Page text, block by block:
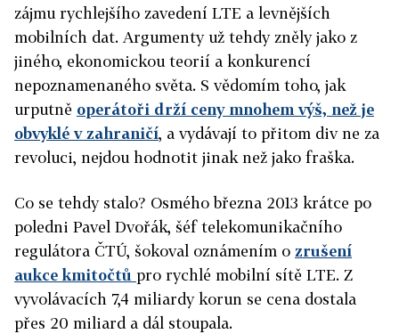
zájmu rychlejšího zavedení LTE a levnějších
mobilních dat. Argumenty už tehdy zněly jako z
jiného, ekonomickou teorií a konkurencí
nepoznamenaného světa. S vědomím toho, jak
urputně operátoři drží ceny mnohem výš, než je
obvyklé v zahraničí, a vydávají to přitom div ne za
revoluci, nejdou hodnotit jinak než jako fraška.
Co se tehdy stalo? Osmého března 2013 krátce po
poledni Pavel Dvořák, šéf telekomunikačního
regulátora ČTÚ, šokoval oznámením o zrušení
aukce kmitočtů pro rychlé mobilní sítě LTE. Z
vyvolávacích 7,4 miliardy korun se cena dostala
přes 20 miliard a dál stoupala.